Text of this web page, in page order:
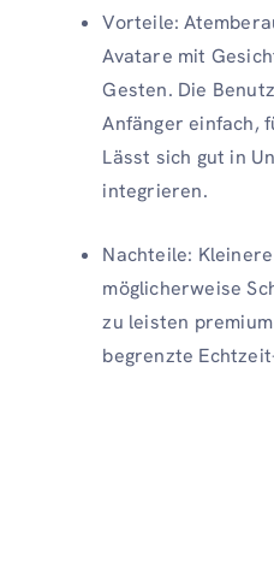
Vorteile:
Avatare mit
Gesten. Die
Anfänger einfach,
Lässt sich gut in
integrieren.
Nachteile:
möglicherweise
zu leisten
begrenzte